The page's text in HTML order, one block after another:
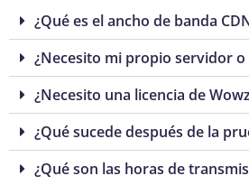
¿Qué es el ancho de banda
¿Necesito mi propio servidor o
¿Necesito una licencia de
¿Qué sucede después de la
¿Qué son las horas de